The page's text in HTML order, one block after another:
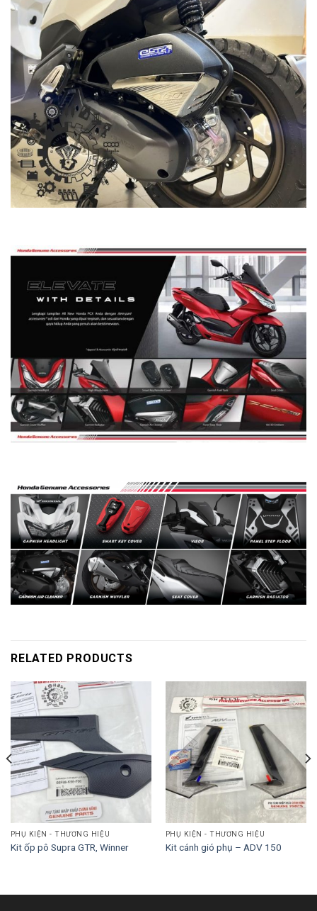
RELATED PRODUCTS
PHỤ KIỆN - THƯƠNG HIỆU
Kit ốp pô Supra GTR, Winner
PHỤ KIỆN - THƯƠNG HIỆU
Kit cánh gió phụ – ADV 150